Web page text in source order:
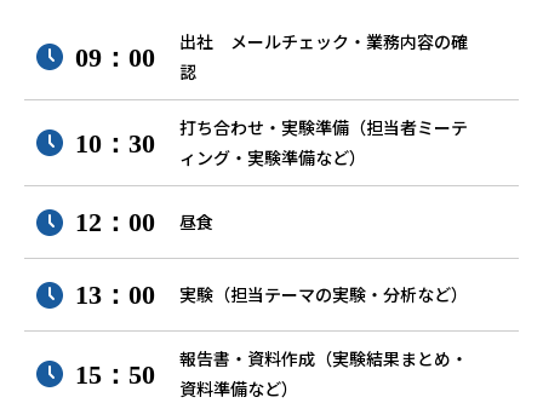
09：00
出社 メールチェック・業務内容の確
認
10：30
打ち合わせ・実験準備（担当者ミーテ
ィング・実験準備など）
12：00 昼食
13：00 実験（担当テーマの実験・分析など）
15：50
報告書・資料作成（実験結果まとめ・
資料準備など）